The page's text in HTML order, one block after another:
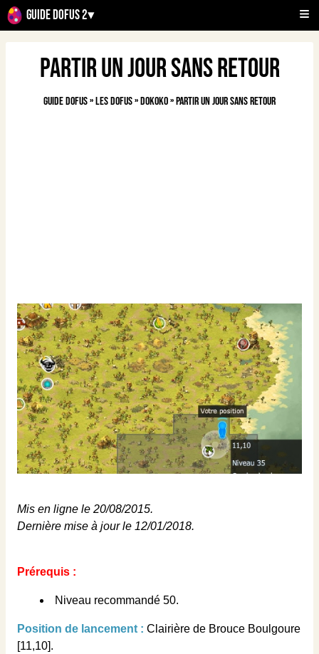
Guide Dofus 2▾
Partir un jour sans retour
Guide Dofus»Les Dofus»Dokoko»Partir un jour sans retour
Mis en ligne le 20/08/2015.
Dernière mise à jour le 12/01/2018.
Prérequis :
Niveau recommandé 50.
Position de lancement : Clairière de Brouce Boulgoure
[11,10].